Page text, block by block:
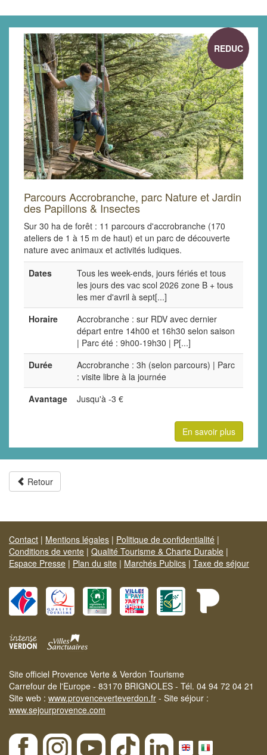
REDUC
Parcours Accrobranche, parc Nature et Jardin
des Papillons & Insectes
Sur 30 ha de forêt : 11 parcours d'accrobranche (170
ateliers de 1 à 15 m de haut) et un parc de découverte
nature avec animaux et activités ludiques.
Dates
Tous les week-ends, jours fériés et tous
les jours des vac scol 2026 zone B + tous
les mer d'avril à sept[...]
Horaire
Accrobranche : sur RDV avec dernier
départ entre 14h00 et 16h30 selon saison
| Parc été : 9h00-19h30 | P[...]
Durée
Accrobranche : 3h (selon parcours) | Parc
: visite libre à la journée
Avantage
Jusqu'à -3 €
En savoir plus
Retour
Contact | Mentions légales | Politique de confidentialité |
Conditions de vente | Qualité Tourisme & Charte Durable |
Espace Presse | Plan du site | Marchés Publics | Taxe de séjour
Site officiel Provence Verte & Verdon Tourisme
Carrefour de l'Europe - 83170 BRIGNOLES - Tél. 04 94 72 04 21
Site web : www.provenceverteverdon.fr - Site séjour :
www.sejourprovence.com